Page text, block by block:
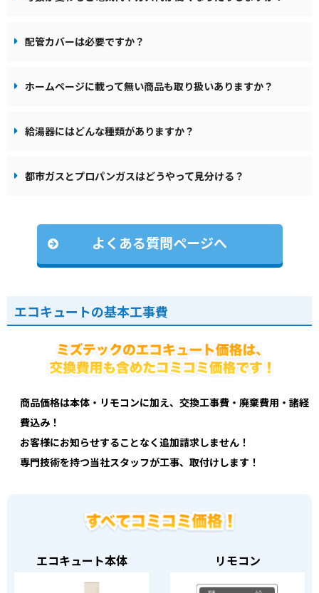
配管カバーは必要ですか？
ホームページに載って無い商品も取り扱いありますか？
給湯器にはどんな種類がありますか？
都市ガスとプロパンガスはどうやって見分ける？
よくある質問ページへ
エコキュートの基本工事費
商品価格は本体・リモコンに加え、交換工事費・廃棄費用・諸経
費込み！
お客様にお知らせすることなく追加請求しません！
専門技術を持つ当社スタッフが工事、取付けします！
エコキュート本体 リモコン